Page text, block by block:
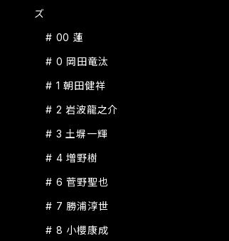
ズ
# 00 蓮
# 0 岡田竜汰
# 1 朝田健祥
# 2 岩波龍之介
# 3 土塀一輝
# 4 増野樹
# 6 菅野聖也
# 7 勝浦淳世
# 8 小櫻康成